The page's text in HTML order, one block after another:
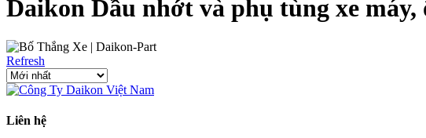
Daikon Dầu nhớt và phụ tùng xe
Refresh
Liên hệ